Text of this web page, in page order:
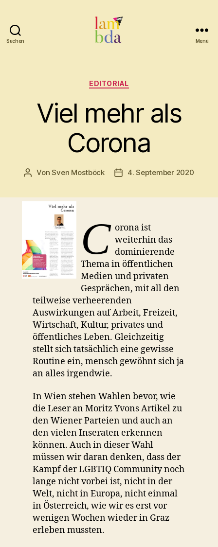
Suchen Menü
Kategorien
EDITORIAL
Viel mehr als
Corona
Beitragsautor
VonSven Mostböck Beitragsdatum
4. September 2020
C orona ist
weiterhin das
dominierende
Thema in öffentlichen
Medien und privaten
Gesprächen, mit all den
teilweise verheerenden
Auswirkungen auf Arbeit, Freizeit,
Wirtschaft, Kultur, privates und
öffentliches Leben. Gleichzeitig
stellt sich tatsächlich eine gewisse
Routine ein, mensch gewöhnt sich ja
an alles irgendwie.
In Wien stehen Wahlen bevor, wie
die Leser an Moritz Yvons Artikel zu
den Wiener Parteien und auch an
den vielen Inseraten erkennen
können. Auch in dieser Wahl
müssen wir daran denken, dass der
Kampf der LGBTIQ Community noch
lange nicht vorbei ist, nicht in der
Welt, nicht in Europa, nicht einmal
in Österreich, wie wir es erst vor
wenigen Wochen wieder in Graz
erleben mussten.